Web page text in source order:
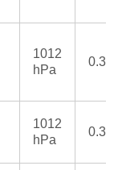
1012
hPa
0.3
1012
hPa
0.3